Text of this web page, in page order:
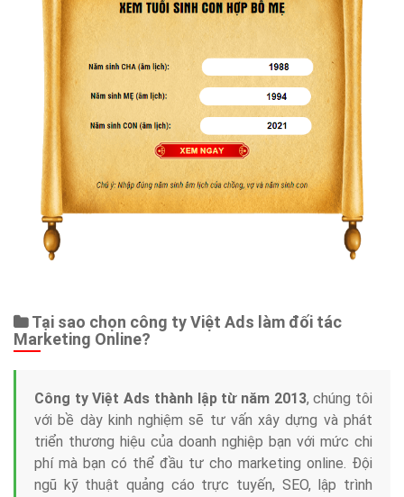
Tại sao chọn công ty Việt Ads làm đối tác
Marketing Online?
Công ty Việt Ads thành lập từ năm 2013, chúng tôi
với bề dày kinh nghiệm sẽ tư vấn xây dựng và phát
triển thương hiệu của doanh nghiệp bạn với mức chi
phí mà bạn có thể đầu tư cho marketing online. Đội
ngũ kỹ thuật quảng cáo trực tuyến, SEO, lập trình